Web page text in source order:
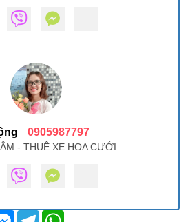
0905987797
- THUÊ XE HOA CƯỚI
Messenger
Telegram